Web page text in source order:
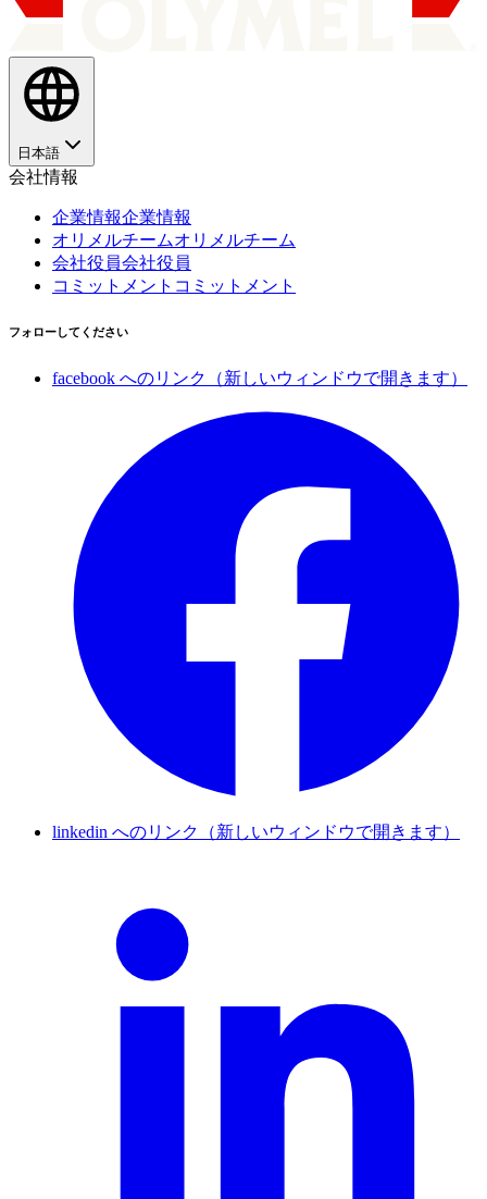
日本語
会社情報
企業情報企業情報
オリメルチームオリメルチーム
会社役員会社役員
コミットメント コミットメント
フォローしてください
facebook へのリンク（新しいウィンドウで開きます）
linkedin へのリンク（新しいウィンドウで開きます）